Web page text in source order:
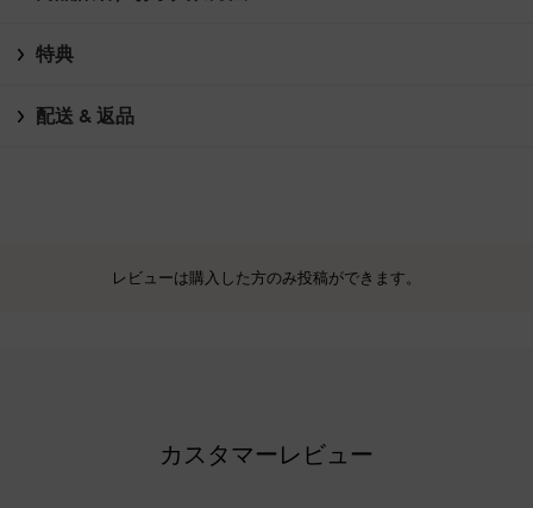
特典
配送 & 返品
レビューは購入した方のみ投稿ができます。
カスタマーレビュー